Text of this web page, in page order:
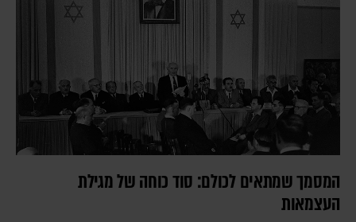
המסמך שמתאים לכולם: סוד כוחה של מגילת
העצמאות